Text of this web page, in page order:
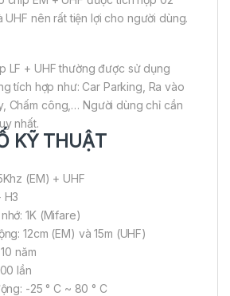
UHF nên rất tiện lợi cho người dùng.
LF + UHF thường được sử dụng
tích hợp như: Car Parking, Ra vào
Chấm công,… Người dùng chỉ cần
nhất.
KỸ THUẬT
(EM) + UHF
H3
1K (Mifare)
12cm (EM) và 15m (UHF)
năm
lần
-25 ° C ~ 80 ° C